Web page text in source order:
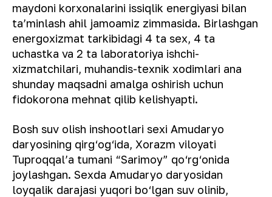
maydoni korxonalarini issiqlik energiyasi bilan
ta’minlash ahil jamoamiz zimmasida. Birlashgan
energoxizmat tarkibidagi 4 ta sex, 4 ta
uchastka va 2 ta laboratoriya ishchi-
xizmatchilari, muhandis-texnik xodimlari ana
shunday maqsadni amalga oshirish uchun
fidokorona mehnat qilib kelishyapti.
Bosh suv olish inshootlari sexi Amudaryo
daryosining qirg‘og‘ida, Xorazm viloyati
Tuproqqal’a tumani “Sarimoy” qo‘rg‘onida
joylashgan. Sexda Amudaryo daryosidan
loyqalik darajasi yuqori bo‘lgan suv olinib,